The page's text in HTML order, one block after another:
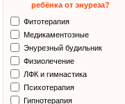
ребёнка от энуреза?
Фитотерапия
Медикаментозные
Энурезный будильник
Физиолечение
ЛФК и гимнастика
Психотерапия
Гипнотерапия